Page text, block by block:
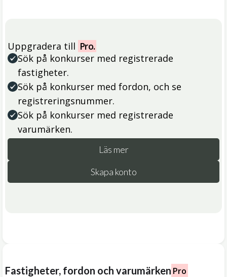
Uppgradera till Pro.
Sök på konkurser med registrerade
fastigheter.
Sök på konkurser med fordon, och se
registreringsnummer.
Sök på konkurser med registrerade
varumärken.
Läs mer
Skapa konto
Fastigheter, fordon och varumärken Pro